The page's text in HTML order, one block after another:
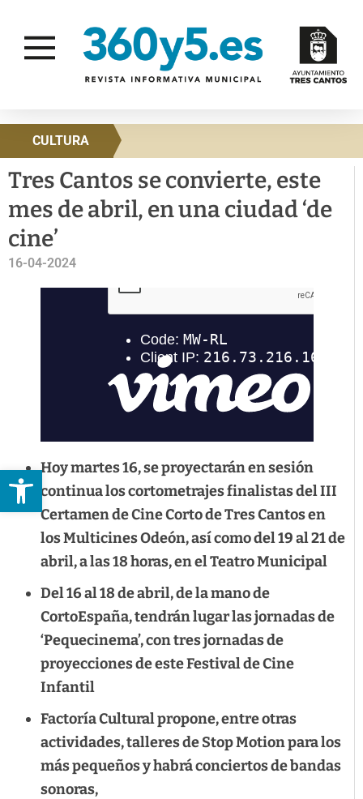
Abrir barra de herramientas
CULTURA
Tres Cantos se convierte, este
mes de abril, en una ciudad ‘de
cine’
16-04-2024
Hoy martes 16, se proyectarán en sesión
continua los cortometrajes finalistas del III
Certamen de Cine Corto de Tres Cantos en
los Multicines Odeón, así como del 19 al 21 de
abril, a las 18 horas, en el Teatro Municipal
Del 16 al 18 de abril, de la mano de
CortoEspaña, tendrán lugar las jornadas de
‘Pequecinema’, con tres jornadas de
proyecciones de este Festival de Cine
Infantil
Factoría Cultural propone, entre otras
actividades, talleres de Stop Motion para los
más pequeños y habrá conciertos de bandas
sonoras,